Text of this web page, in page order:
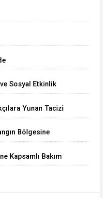
ve Sosyal Etkinlik
Yunan Tacizi
Bölgesine
Kapsamlı Bakım